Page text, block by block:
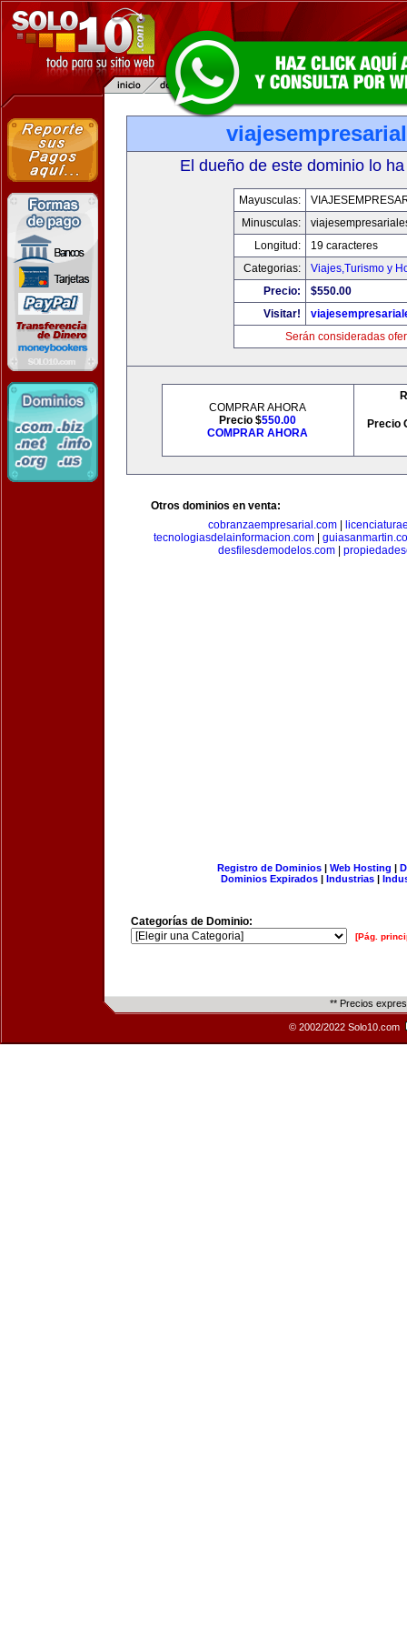
El dueño de este dominio lo
Mayusculas:
Minusculas:
Longitud:
19 caracteres
Categorias:
Viajes,Turismo y
Precio:
$550.00
Visitar!
Serán consideradas
COMPRAR AHORA
Precio $550.00
COMPRAR AHORA
Precio
Otros dominios en venta:
cobranzaempresarial.com
tecnologiasdelainformacion.com|
desfilesdemodelos.com
Registro de Dominios| Web Hosting |
Dominios Expirados | Industrias |
Categorías de Dominio:
[Pág.
** Precios
© 2002/2022 Solo10.com